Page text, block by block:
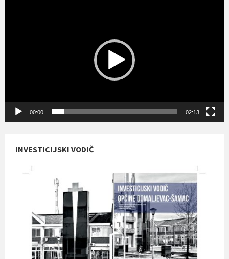
00:00 02:13
INVESTICIJSKI VODIČ